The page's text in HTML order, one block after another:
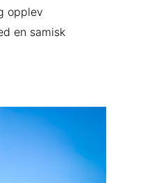
opplev
en samisk